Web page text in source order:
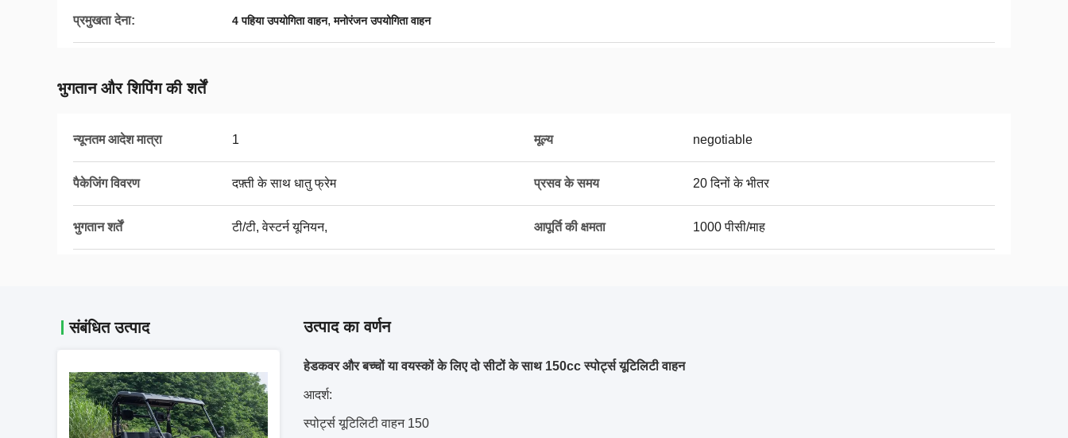
प्रमुखता देना: 4 पहिया उपयोगिता वाहन,मनोरंजन उपयोगिता वाहन
भुगतान और शिपिंग की शर्तें
न्यूनतम आदेश मात्रा 1 मूल्य negotiable
पैकेजिंग विवरण दफ़्ती के साथ धातु फ्रेम प्रसव के समय 20 दिनों के भीतर
भुगतान शर्तें टी/टी, वेस्टर्न यूनियन, आपूर्ति की क्षमता 1000 पीसी/माह
संबंधित उत्पाद उत्पाद का वर्णन
हेडकवर और बच्चों या वयस्कों के लिए दो सीटों के साथ 150cc स्पोर्ट्स यूटिलिटी वाहन
आदर्श:
स्पोर्ट्स यूटिलिटी वाहन 150